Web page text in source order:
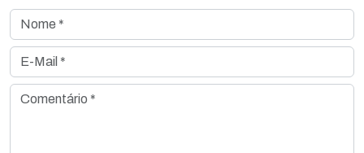
Nome *
E-Mail *
Comentário *